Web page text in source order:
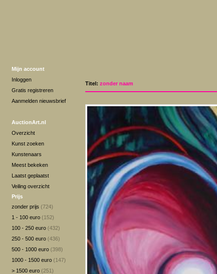
Mijn account
Inloggen
Gratis registreren
Aanmelden nieuwsbrief
AuctionArt.nl
Overzicht
Kunst zoeken
Kunstenaars
Meest bekeken
Laatst geplaatst
Veiling overzicht
Prijs
zonder prijs (724)
1 - 100 euro (152)
100 - 250 euro (432)
250 - 500 euro (436)
500 - 1000 euro (398)
1000 - 1500 euro (147)
> 1500 euro (251)
Titel: zonder naam